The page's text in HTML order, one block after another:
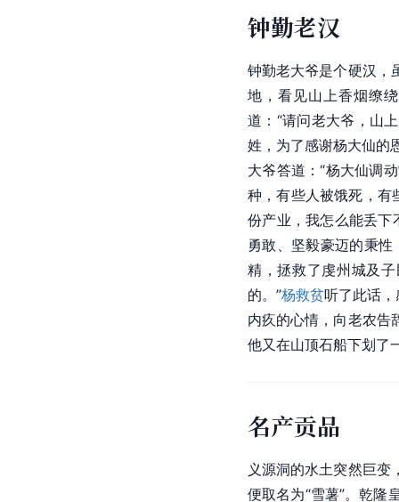
钟勤老汉
钟勤老大爷是个硬汉，
地，看见山上香烟缭
道：“请问老大爷，山
姓，为了感谢杨大仙的
大爷答道：“杨大仙调
种，有些人被饿死，有
份产业，我怎么能丢下
勇敢、坚毅豪迈的秉
精，拯救了虔州城及
的。”杨救贫听了此话
内疚的心情，向老农告
他又在山顶石船下划了
名产贡品
义源洞的水土突然巨变
便取名为“雪薯”。乾隆